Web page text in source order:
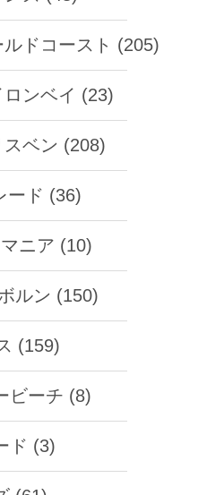
ドコースト (205)
ンベイ (23)
ベン (208)
ード (36)
ニア (10)
ルン (150)
(159)
ビーチ (8)
ド (3)